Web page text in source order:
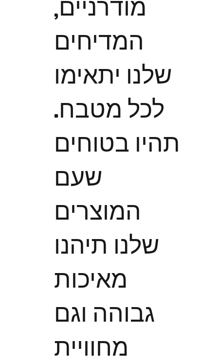
מודרניים,
המדיחים
שלנו יתאימו
לכל מטבח.
תהיו בטוחים
שעם
המוצרים
שלנו תיהנו
מאיכות
גבוהה וגם
מחוויית